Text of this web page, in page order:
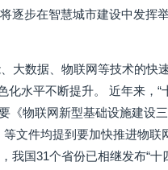
逐步在智慧城市建设中发挥
大数据、物联网等技术的快
化水平不断提升。 近年来，“
《物联网新型基础设施建设
等文件均提到要加快推进物联
我国31个省份已相继发布“十